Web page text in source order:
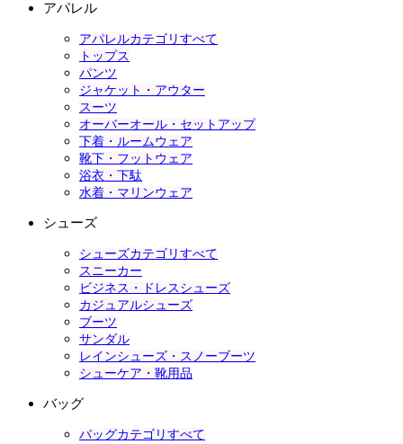
アパレル
アパレルカテゴリすべて
トップス
パンツ
ジャケット・アウター
スーツ
オーバーオール・セットアップ
下着・ルームウェア
靴下・フットウェア
浴衣・下駄
水着・マリンウェア
シューズ
シューズカテゴリすべて
スニーカー
ビジネス・ドレスシューズ
カジュアルシューズ
ブーツ
サンダル
レインシューズ・スノーブーツ
シューケア・靴用品
バッグ
バッグカテゴリすべて